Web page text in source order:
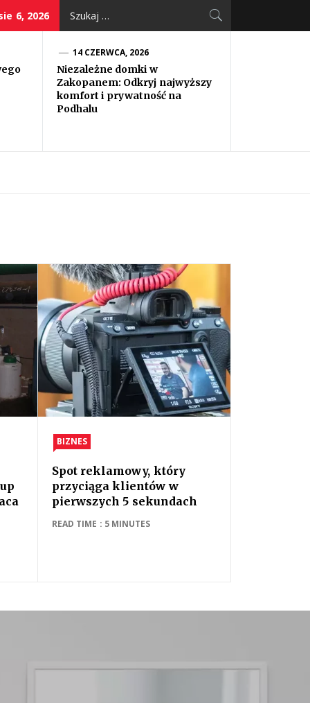
6, 2026
Szukaj:
14 CZERWCA, 2026
Niezależne domki w
Zakopanem: Odkryj najwyższy
komfort i prywatność na
Podhalu
BIZNES
Spot reklamowy, który
przyciąga klientów w
pierwszych 5 sekundach
READ TIME : 5 MINUTES